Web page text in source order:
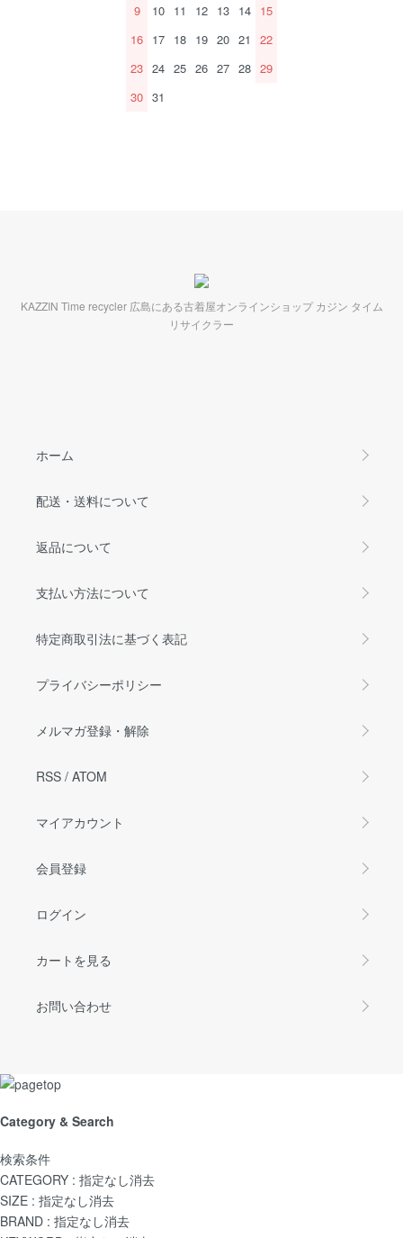
9
10 11 12 13 14 15
16 17 18 19 20 21
22
23 24 25 26 27 28 29
30 31
KAZZIN Time recycler 広島にある古着屋オンラインショップ カジン タイム
リサイクラー
ホーム
配送・送料について
返品について
支払い方法について
特定商取引法に基づく表記
プライバシーポリシー
メルマガ登録・解除
RSS / ATOM
マイアカウント
会員登録
ログイン
カートを見る
お問い合わせ
Category & Search
検索条件
CATEGORY : 指定なし消去
SIZE : 指定なし消去
BRAND : 指定なし消去